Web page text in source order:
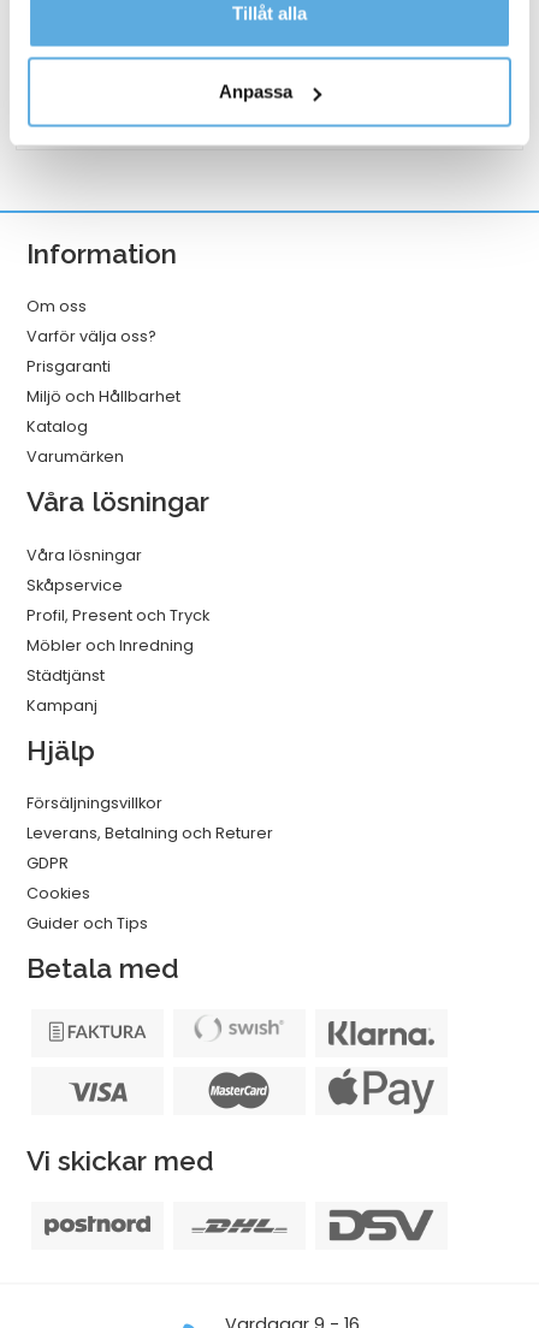
Läs mer i vår integritetspolicy om vilka vi är, hur du
kontaktar oss och på vilket sätt vi behandlar
Tillåt alla
Anpassa
Torkrulle
Rengöringsduk
320mmx114m
mängd
Köp nu
I lager
Information
Om oss
Varför välja oss?
Prisgaranti
Miljö och Hållbarhet
Katalog
Varumärken
Våra lösningar
Våra lösningar
Skåpservice
Profil, Present och Tryck
Möbler och Inredning
Städtjänst
Kampanj
Hjälp
Försäljningsvillkor
Leverans, Betalning och Returer
GDPR
Cookies
Guider och Tips
Betala med
Vi skickar med